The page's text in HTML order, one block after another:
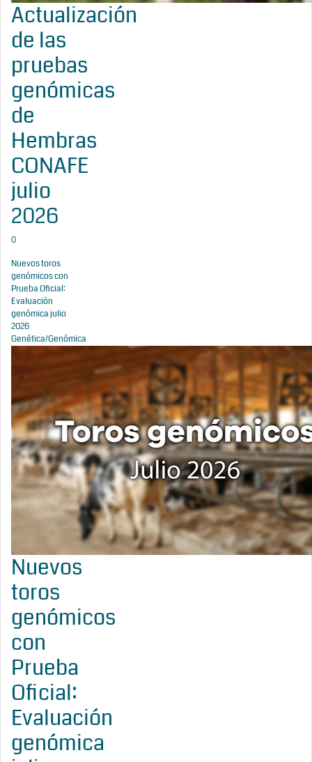
Actualización
de las
pruebas
genómicas
de
Hembras
CONAFE
julio
2026
0
Nuevos toros
genómicos con
Prueba Oficial:
Evaluación
genómica julio
2026
Genética/Genómica
Nuevos
toros
genómicos
con
Prueba
Oficial:
Evaluación
genómica